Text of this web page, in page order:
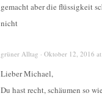
gemacht aber die flüssigkeit
nicht
grüner Alltag · Oktober 12, 2016
Lieber Michael,
Du hast recht, schäumen so